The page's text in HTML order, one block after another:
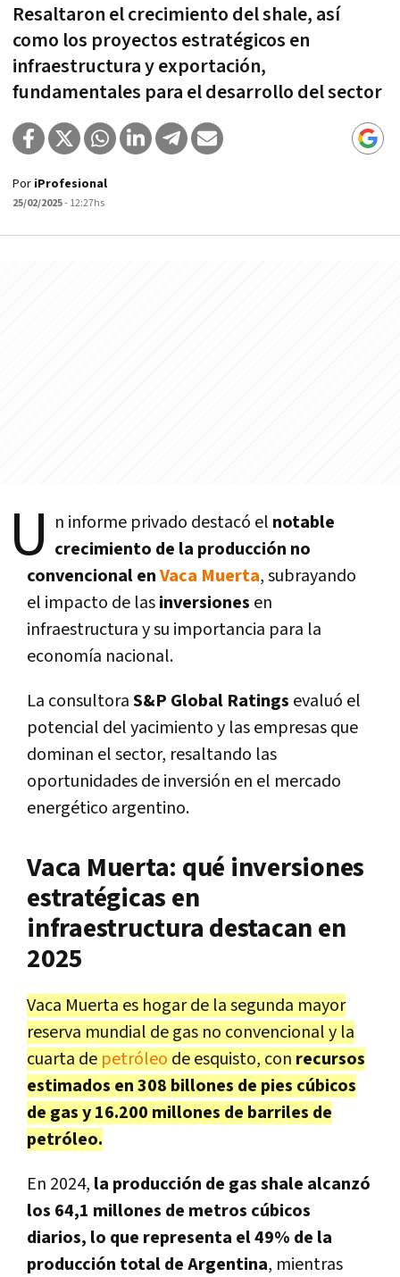
Resaltaron el crecimiento del shale, así
como los proyectos estratégicos en
infraestructura y exportación,
fundamentales para el desarrollo del sector
Por iProfesional
25/02/2025- 12:27hs
U n informe privado destacó el notable
crecimiento de la producción no
convencional enVaca Muerta, subrayando
el impacto de lasinversiones en
infraestructura y su importancia para la
economía nacional.
La consultoraS&P Global Ratings evaluó el
potencial del yacimiento y las empresas que
dominan el sector, resaltando las
oportunidades de inversión en el mercado
energético argentino.
Vaca Muerta: qué inversiones
estratégicas en
infraestructura destacan en
2025
Vaca Muerta es hogar de la segunda mayor
reserva mundial de gas no convencional y la
cuarta de petróleo de esquisto, con recursos
estimados en 308 billones de pies cúbicos
de gas y 16.200 millones de barriles de
petróleo.
En 2024, la producción de gas shale alcanzó
los 64,1 millones de metros cúbicos
diarios, lo que representa el 49% de la
producción total de Argentina, mientras